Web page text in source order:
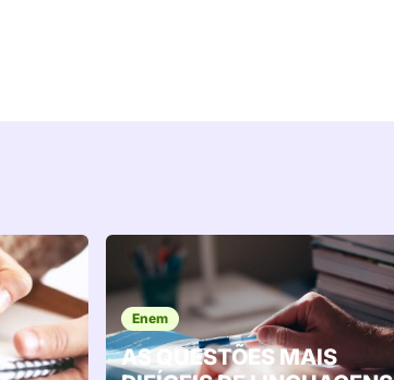
Enem
AS QUESTÕES MAIS